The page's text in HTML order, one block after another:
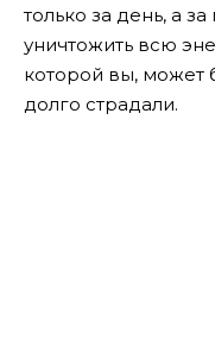
только за день, а
уничтожить всю
которой вы, может
долго страдали.